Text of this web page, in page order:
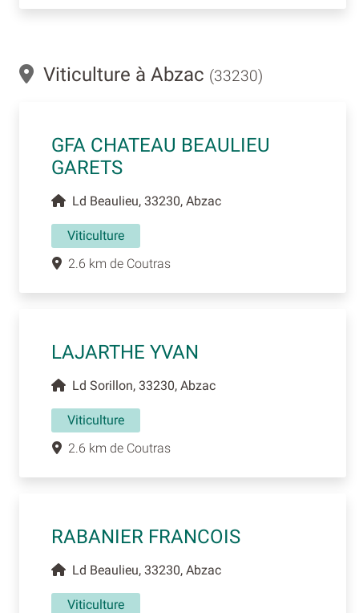
Viticulture à Abzac (33230)
GFA CHATEAU BEAULIEU
GARETS
Ld Beaulieu, 33230, Abzac
Viticulture
2.6 km de Coutras
LAJARTHE YVAN
Ld Sorillon, 33230, Abzac
Viticulture
2.6 km de Coutras
RABANIER FRANCOIS
Ld Beaulieu, 33230, Abzac
Viticulture